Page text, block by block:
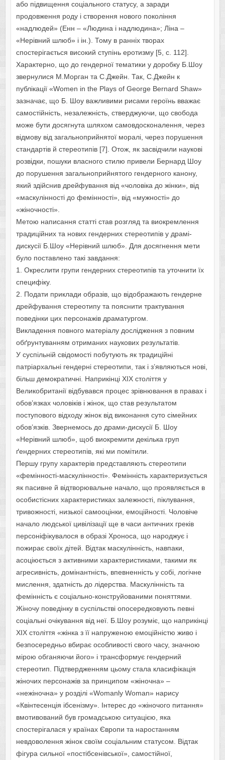
або підвищення соціального статусу, а заради
продовження роду і створення нового покоління
«надлюдей» (Енн – «Людина і надлюдина»; Ліна –
«Нерівний шлюб» і ін.). Тому в ранніх творах
спостерігається високий ступінь еротизму [5, с. 112].
Характерно, що до гендерної тематики у доробку Б.Шоу
звернулися М.Морган та С.Джейн. Так, С.Джейн к
публікації «Women in the Plays of George Bernard Shaw»
зазначає, що Б. Шоу важливими рисами героїнь вважає
самостійність, незалежність, стверджуючи, що свобода
може бути досягнута шляхом самовдосконалення, через
відмову від загальноприйнятої моралі, через порушення
стандартів й стереотипів [7]. Отож, як засвідчили наукові
розвідки, пошуки власного стилю привели Бернард Шоу
до порушення загальноприйнятого гендерного канону,
який здійснив дрейфування від «чоловіка до жінки», від
«маскулінності до фемінності», від «мужності» до
«жіночності».
Метою написання статті став розгляд та виокремлення
традиційних та нових гендерних стереотипів у драмі-
дискусії Б.Шоу «Нерівний шлюб». Для досягнення мети
було поставлено такі завдання:
1. Окреслити групи гендерних стереотипів та уточнити їх
специфіку.
2. Подати приклади образів, що відображають гендерне
дрейфування стереотипу та пояснити трактування
поведінки цих персонажів драматургом.
Викладення повного матеріалу дослідження з повним
обґрунтуванням отриманих наукових результатів.
У суспільній свідомості побутують як традиційні
патріархальні гендерні стереотипи, так і з’являються нові,
більш демократичні. Наприкінці ХIХ століття у
Великобританії відбувався процес зрівнювання в правах і
обов’язках чоловіків і жінок, що став результатом
поступового відходу жінок від виконання суто сімейних
обов’язків. Звернемось до драми-дискусії Б. Шоу
«Нерівний шлюб», щоб виокремити декілька груп
ґендерних стереотипів, які ми помітили.
Першу групу характерів представляють стереотипи
«фемінності-маскулінності». Фемінність характеризується
як пасивне й відтворювальне начало, що проявляється в
особистісних характеристиках залежності, піклування,
тривожності, низької самооцінки, емоційності. Чоловіче
начало людської цивілізації ще в часи античних греків
персоніфікувалося в образі Хроноса, що народжує і
пожирає своїх дітей. Відтак маскулінність, навпаки,
асоціюється з активними характеристиками, такими як
агресивність, домінантність, впевненність у собі, логічне
мислення, здатність до лідерства. Маскулінність та
фемінність є соціально-конструйованими поняттями.
Жіночу поведінку в суспільстві опосередковують певні
соціальні очікування від неї. Б.Шоу розуміє, що наприкінці
ХIХ століття «жінка з її напруженою емоційністю живо і
безпосередньо вбирає особливості свого часу, значною
мірою обганяючи його» і трансформує гендерний
стереотип. Підтвердженням цьому стала класифікація
жіночих персонажів за принципом «жіночна» –
«нежіночна» у розділі «Womanly Woman» нарису
«Квінтесенція ібсенізму». Інтерес до «жіночого питання»
вмотивований був громадською ситуацією, яка
спостерігалася у країнах Європи та наростанням
невдоволення жінок своїм соціальним статусом. Відтак
фігура сильної «постібсенівської», самостійної,